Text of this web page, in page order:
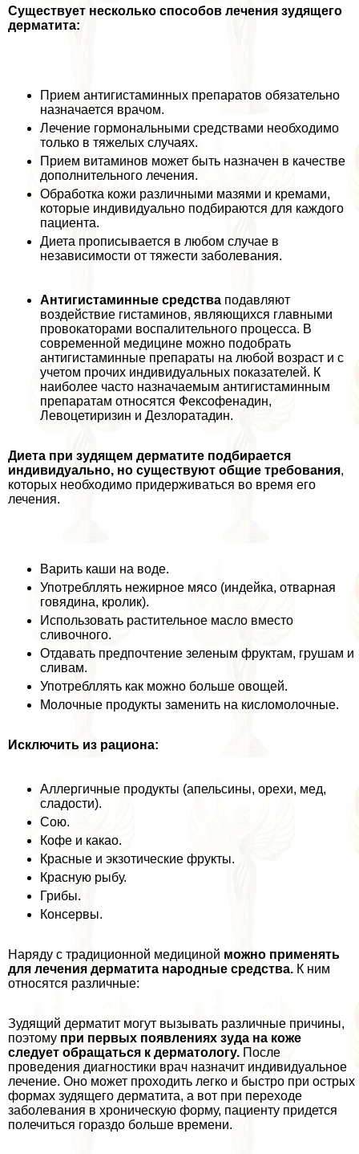
Существует несколько способов лечения зудящего
дерматита:
Прием антигистаминных препаратов обязательно
назначается врачом.
Лечение гормональными средствами необходимо
только в тяжелых случаях.
Прием витаминов может быть назначен в качестве
дополнительного лечения.
Обработка кожи различными мазями и кремами,
которые индивидуально подбираются для каждого
пациента.
Диета прописывается в любом случае в
независимости от тяжести заболевания.
Антигистаминные средства подавляют
воздействие гистаминов, являющихся главными
провокаторами воспалительного процесса. В
современной медицине можно подобрать
антигистаминные препараты на любой возраст и с
учетом прочих индивидуальных показателей. К
наиболее часто назначаемым антигистаминным
препаратам относятся Фексофенадин,
Левоцетиризин и Дезлоратадин.
Диета при зудящем дерматите подбирается
индивидуально, но существуют общие требования,
которых необходимо придерживаться во время его
лечения.
Варить каши на воде.
Употрeбллять нежирное мясо (индейка, отварная
говядина, кролик).
Использовать растительное масло вместо
сливочного.
Отдавать предпочтение зеленым фруктам, грушам и
сливам.
Употрeбллять как можно больше овощей.
Молочные продукты заменить на кисломолочные.
Исключить из рациона:
Аллергичные продукты (апельсины, орехи, мед,
сладости).
Сою.
Кофе и какао.
Красные и экзотические фрукты.
Красную рыбу.
Грибы.
Консервы.
Наряду с традиционной медициной можно применять
для лечения дерматита народные средства. К ним
относятся различные:
Зудящий дерматит могут вызывать различные причины,
поэтому при первых появлениях зуда на коже
следует обращаться к дерматологу. После
проведения диагностики врач назначит индивидуальное
лечение. Оно может проходить легко и быстро при острых
формах зудящего дерматита, а вот при переходе
заболевания в хроническую форму, пациенту придется
полечиться гораздо больше времени.